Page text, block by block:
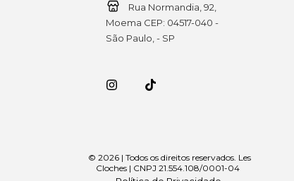
Rua Normandia, 92,
Moema CEP: 04517-040 -
São Paulo, - SP
© 2026 | Todos os direitos reservados. Les
Cloches | CNPJ 21.554.108/0001-04